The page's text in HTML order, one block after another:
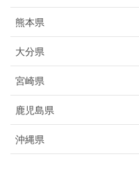
熊本県
大分県
宮崎県
鹿児島県
沖縄県